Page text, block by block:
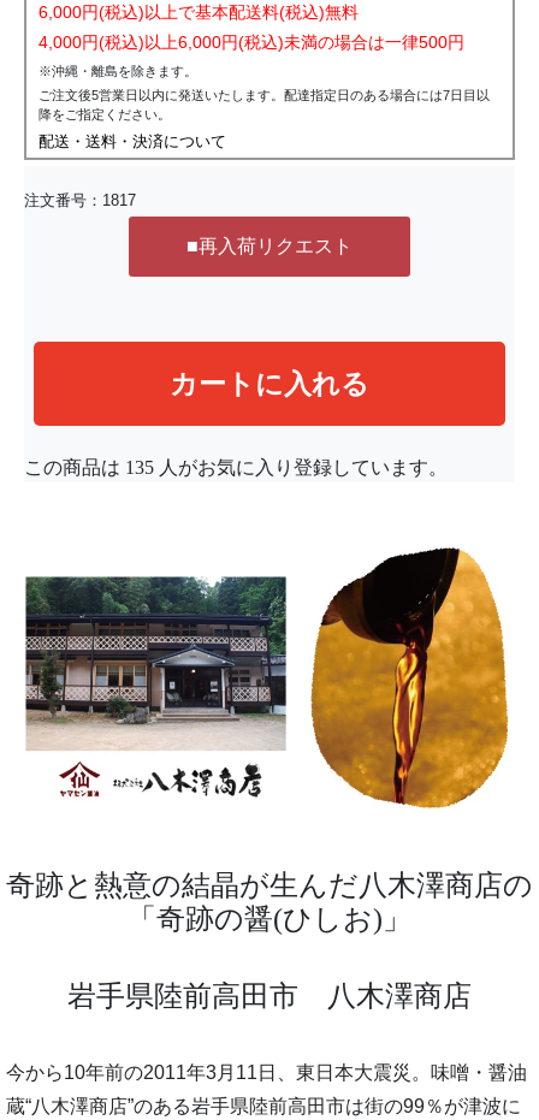
6,000円(税込)以上で基本配送料(税込)無料
4,000円(税込)以上6,000円(税込)未満の場合は一律500円
※沖縄・離島を除きます。
ご注文後5営業日以内に発送いたします。配達指定日のある場合には7日目以
降をご指定ください。
配送・送料・決済について
注文番号： 1817
この商品は 135 人がお気に入り登録しています。
奇跡と熱意の結晶が生んだ八木澤商店の
「奇跡の醤(ひしお)」
岩手県陸前高田市 八木澤商店
今から10年前の2011年3月11日、東日本大震災。味噌・醤油
蔵“八木澤商店”のある岩手県陸前高田市は街の99％が津波に